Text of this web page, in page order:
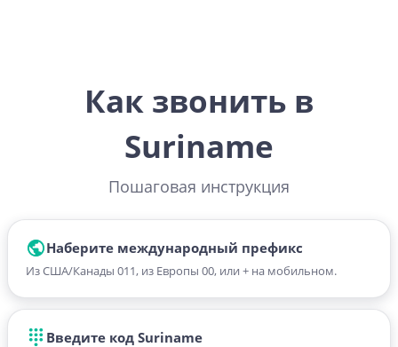
Как звонить в
Suriname
Пошаговая инструкция
Наберите международный префикс
Из США/Канады 011, из Европы 00, или + на мобильном.
Введите код Suriname